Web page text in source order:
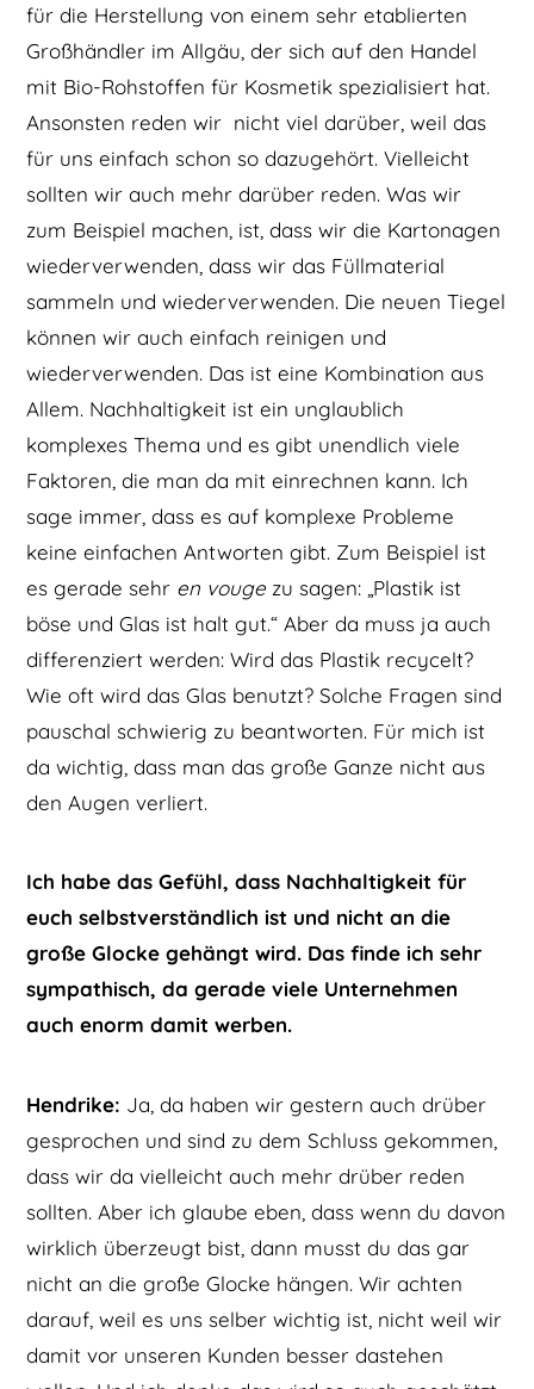
für die Herstellung von einem sehr etablierten
Großhändler im Allgäu, der sich auf den Handel
mit Bio-Rohstoffen für Kosmetik spezialisiert hat.
Ansonsten reden wir nicht viel darüber, weil das
für uns einfach schon so dazugehört. Vielleicht
sollten wir auch mehr darüber reden. Was wir
zum Beispiel machen, ist, dass wir die Kartonagen
wiederverwenden, dass wir das Füllmaterial
sammeln und wiederverwenden. Die neuen Tiegel
können wir auch einfach reinigen und
wiederverwenden. Das ist eine Kombination aus
Allem. Nachhaltigkeit ist ein unglaublich
komplexes Thema und es gibt unendlich viele
Faktoren, die man da mit einrechnen kann. Ich
sage immer, dass es auf komplexe Probleme
keine einfachen Antworten gibt. Zum Beispiel ist
es gerade sehr en vouge zu sagen: „Plastik ist
böse und Glas ist halt gut.“ Aber da muss ja auch
differenziert werden: Wird das Plastik recycelt?
Wie oft wird das Glas benutzt? Solche Fragen sind
pauschal schwierig zu beantworten. Für mich ist
da wichtig, dass man das große Ganze nicht aus
den Augen verliert.
Ich habe das Gefühl, dass Nachhaltigkeit für
euch selbstverständlich ist und nicht an die
große Glocke gehängt wird. Das finde ich sehr
sympathisch, da gerade viele Unternehmen
auch enorm damit werben.
Hendrike: Ja, da haben wir gestern auch drüber
gesprochen und sind zu dem Schluss gekommen,
dass wir da vielleicht auch mehr drüber reden
sollten. Aber ich glaube eben, dass wenn du davon
wirklich überzeugt bist, dann musst du das gar
nicht an die große Glocke hängen. Wir achten
darauf, weil es uns selber wichtig ist, nicht weil wir
damit vor unseren Kunden besser dastehen